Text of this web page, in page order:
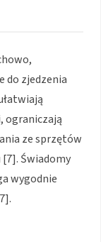
do zjedzenia
ograniczają
ze sprzętów
Świadomy
wygodnie